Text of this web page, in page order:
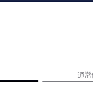
人気記事ランキン
通